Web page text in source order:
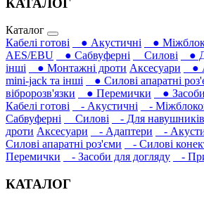
КАТАЛОГ
Каталог
Кабелі готові
● Акустичні ●
AES/EBU
● Сабвуферні Силові ●
інші
● Монтажні дроти Аксесуари ●
mini-jack та інші
● Силові апаратні
вібророзв'язки
● Перемички ●
Кабелі готові
- Акустичні -
Сабвуферні
Силові - Для навушників‎
дроти Аксесуари - Адаптери -
Силові апаратні роз'єми
- Силові
Перемички
- Засоби для догляду -
КАТАЛОГ